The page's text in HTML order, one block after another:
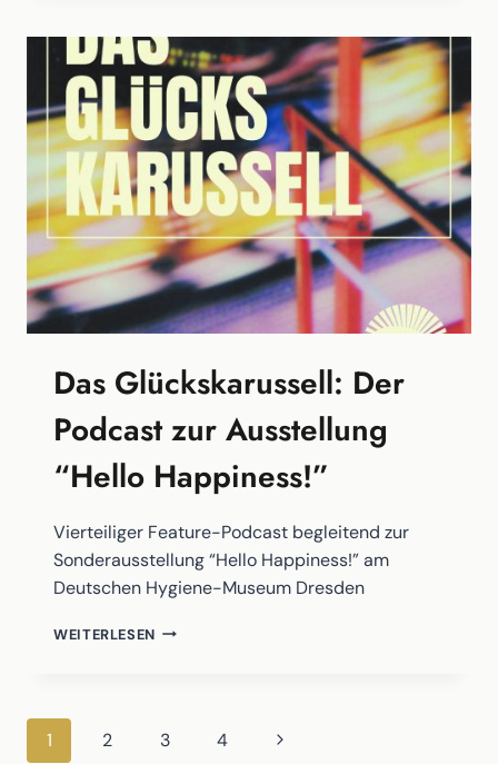
DER
PODCAST
DER
JUNGEN
FREUNDE
STAATSGALERIE
Das Glückskarussell: Der
Podcast zur Ausstellung
“Hello Happiness!”
Vierteiliger Feature-Podcast begleitend zur
Sonderausstellung “Hello Happiness!” am
Deutschen Hygiene-Museum Dresden
WEITERLESEN DAS
AUSSTELLUNG
Seitennavigation
1 2 3 4
Nächste